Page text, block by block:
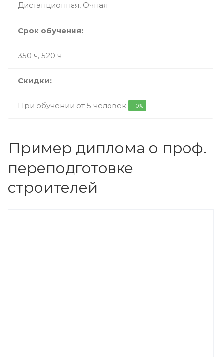
Дистанционная, Очная
Срок обучения:
350 ч, 520 ч
Скидки:
При обучении от 5 человек -10%
Пример диплома о проф.
переподготовке
строителей